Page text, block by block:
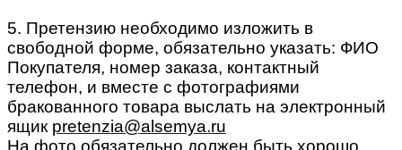
5. Претензию необходимо изложить в
свободной форме, обязательно указать: ФИО
Покупателя, номер заказа, контактный
телефон, и вместе с фотографиями
бракованного товара выслать на электронный
ящик pretenzia@alsemya.ru
На фото обязательно должен быть хорошо